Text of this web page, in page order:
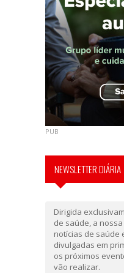
PUB
NEWSLETTER DIÁRIA
Dirigida
de saúde, a
notícias de saúde
divulgadas em
os próximos
vão realizar.